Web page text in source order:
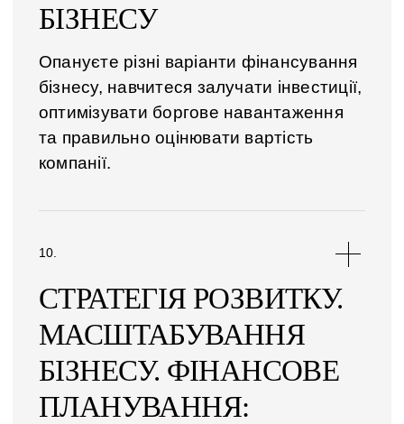
БІЗНЕСУ
Опануєте різні варіанти фінансування
бізнесу, навчитеся залучати інвестиції,
оптимізувати боргове навантаження
та правильно оцінювати вартість
компанії.
СТРАТЕГІЯ РОЗВИТКУ.
МАСШТАБУВАННЯ
БІЗНЕСУ. ФІНАНСОВЕ
ПЛАНУВАННЯ: